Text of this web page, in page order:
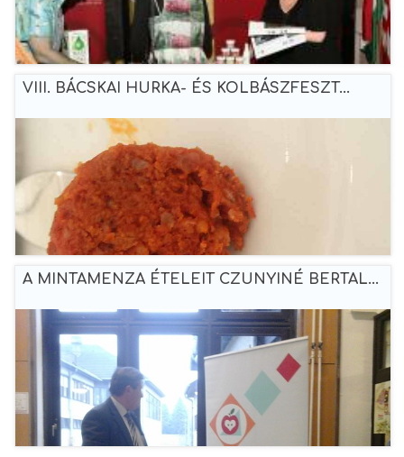
VIII. BÁCSKAI HURKA- ÉS KOLBÁSZFESZT...
A MINTAMENZA ÉTELEIT CZUNYINÉ BERTAL...